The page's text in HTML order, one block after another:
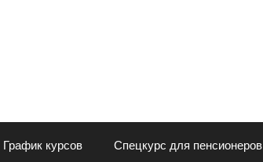
График курсов Спецкурс для пенсионеров